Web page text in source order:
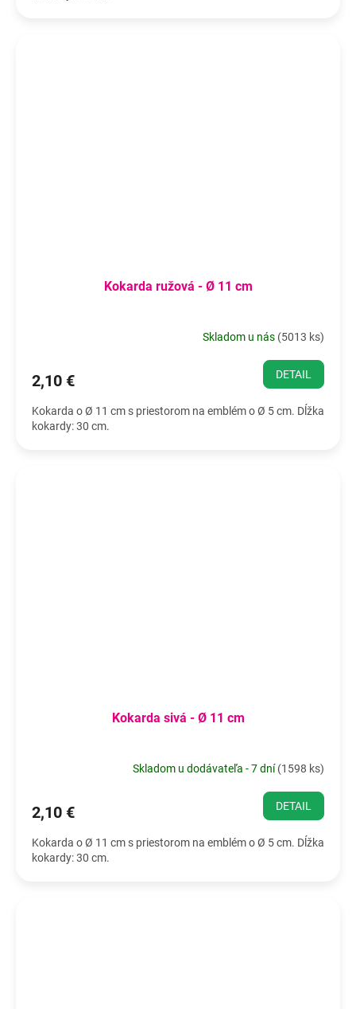
Kokarda ružová - Ø 11 cm
Skladom u nás (5013 ks)
2,10 € DETAIL
Kokarda o Ø 11 cm s priestorom na emblém o Ø 5 cm. Dĺžka
kokardy: 30 cm.
Kokarda sivá - Ø 11 cm
Skladom u dodávateľa - 7 dní(1598 ks)
2,10 € DETAIL
Kokarda o Ø 11 cm s priestorom na emblém o Ø 5 cm. Dĺžka
kokardy: 30 cm.